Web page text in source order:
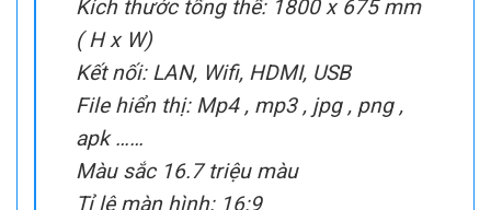
Kiểm tra thời gian bật tắt màn hình.
Tăng giảm âm lượng.
Kiểm tra trạng thái online hoặc offline của thiết
Giao diện sử dụng của phần mềm: